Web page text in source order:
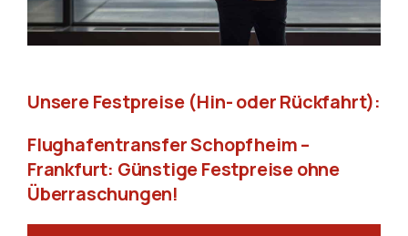
Unsere Festpreise (Hin- oder Rückfahrt):
Flughafentransfer Schopfheim –
Frankfurt: Günstige Festpreise ohne
Überraschungen!